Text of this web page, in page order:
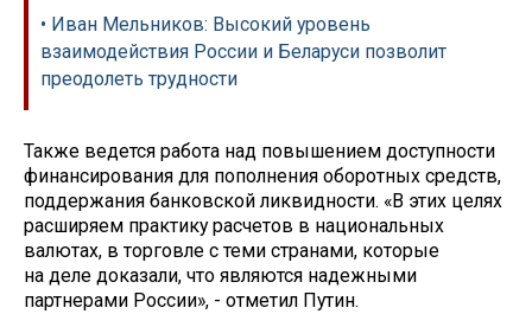
• Иван Мельников: Высокий уровень
взаимодействия России и Беларуси позволит
преодолеть трудности
Также ведется работа над повышением доступности
финансирования для пополнения оборотных средств,
поддержания банковской ликвидности. «В этих целях
расширяем практику расчетов в национальных
валютах, в торговле с теми странами, которые
на деле доказали, что являются надежными
партнерами России», - отметил Путин.